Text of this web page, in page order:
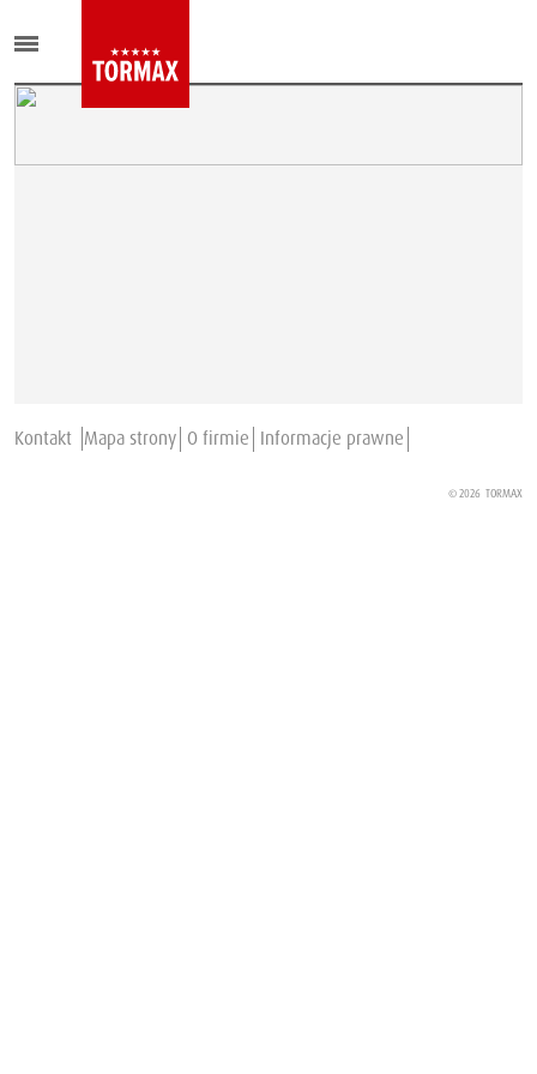
Kontakt Mapa strony O firmie Informacje prawne
© 2026 TORMAX